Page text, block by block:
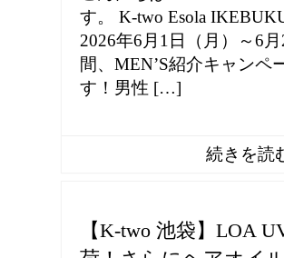
す。 K-two Esola
2026年6月1日（月）～6
間、MEN’S紹介キャンペ
す！男性 […]
【K-two 池袋】LOA